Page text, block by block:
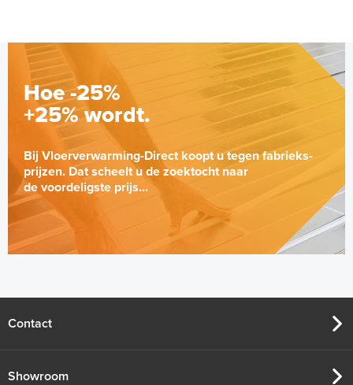
Hoe -25%
+25% wordt.
Bij Vloerverwarming-Direct koopt u tegen fabrieks-
prijzen. Dat scheelt u de zoektocht naar
de voordeligste prijs...
Contact
Showroom